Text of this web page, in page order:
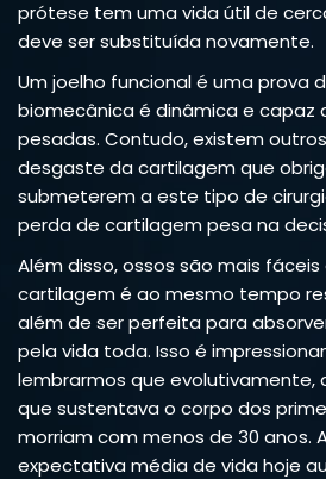
prótese tem uma vida útil de
deve ser substituída novamente.
Um joelho funcional é uma prova
biomecânica é dinâmica e capaz
pesadas. Contudo, existem
desgaste da cartilagem que
submeterem a este tipo de
perda de cartilagem pesa na
Além disso, ossos são mais
cartilagem é ao mesmo tempo
além de ser perfeita para
pela vida toda. Isso é
lembrarmos que evolutivamente,
que sustentava o corpo dos
morriam com menos de 30 anos.
expectativa média de vida hoje